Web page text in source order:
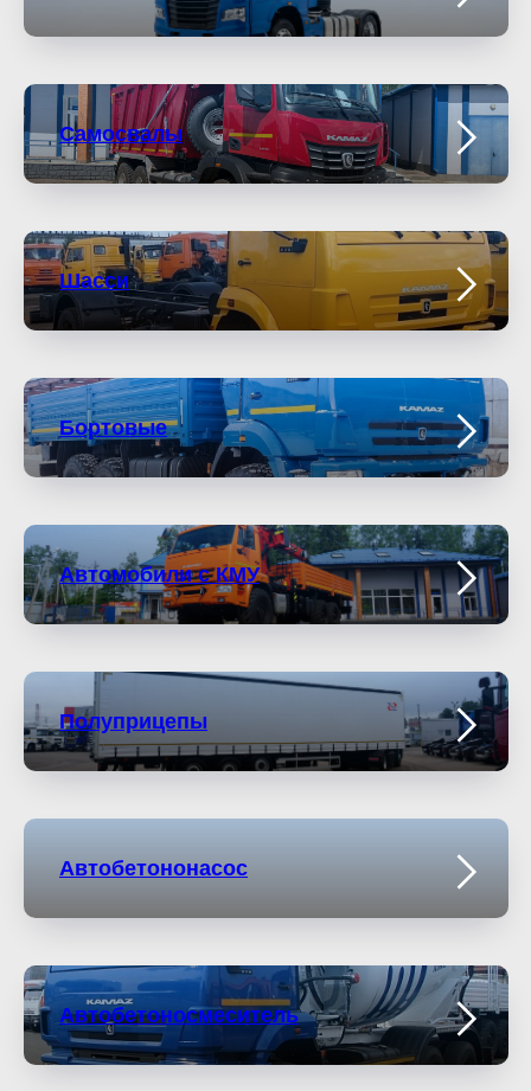
Самосвалы
Шасси
Бортовые
Автомобили с КМУ
Полуприцепы
Автобетононасос
Автобетоносмеситель